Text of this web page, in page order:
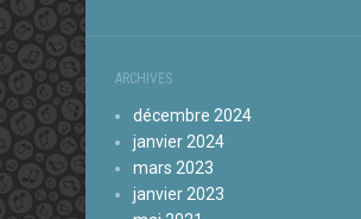
ARCHIVES
décembre 2024
janvier 2024
mars 2023
janvier 2023